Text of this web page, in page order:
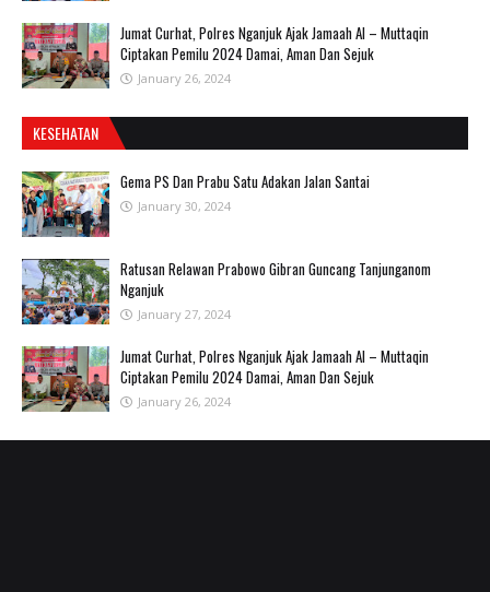
Jumat Curhat, Polres Nganjuk Ajak Jamaah Al – Muttaqin
Ciptakan Pemilu 2024 Damai, Aman Dan Sejuk
January 26, 2024
KESEHATAN
Gema PS Dan Prabu Satu Adakan Jalan Santai
January 30, 2024
Ratusan Relawan Prabowo Gibran Guncang Tanjunganom
Nganjuk
January 27, 2024
Jumat Curhat, Polres Nganjuk Ajak Jamaah Al – Muttaqin
Ciptakan Pemilu 2024 Damai, Aman Dan Sejuk
January 26, 2024